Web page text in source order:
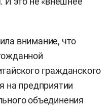
внимание, что
гражданского
на предприятии
объединения